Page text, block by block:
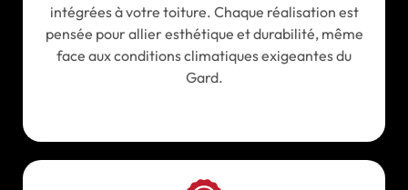
intégrées à votre toiture. Chaque réalisation est
pensée pour allier esthétique et durabilité, même
face aux conditions climatiques exigeantes du
Gard.